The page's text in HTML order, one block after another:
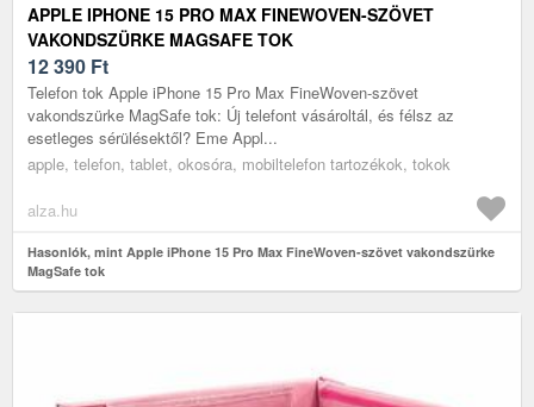
APPLE IPHONE 15 PRO MAX FINEWOVEN-SZÖVET
VAKONDSZÜRKE MAGSAFE TOK
12 390 Ft
Telefon tok Apple iPhone 15 Pro Max FineWoven-szövet
vakondszürke MagSafe tok: Új telefont vásároltál, és félsz az
esetleges sérülésektől? Eme Appl...
apple, telefon, tablet, okosóra, mobiltelefon tartozékok, tokok
alza.hu
Hasonlók, mint Apple iPhone 15 Pro Max FineWoven-szövet vakondszürke
MagSafe tok